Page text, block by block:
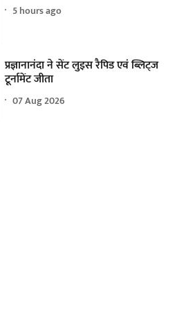
5 hours ago
प्रज्ञानानंदा ने सेंट लुइस रैपिड एवं ब्लिट्ज
टूर्नामेंट जीता
07 Aug 2026